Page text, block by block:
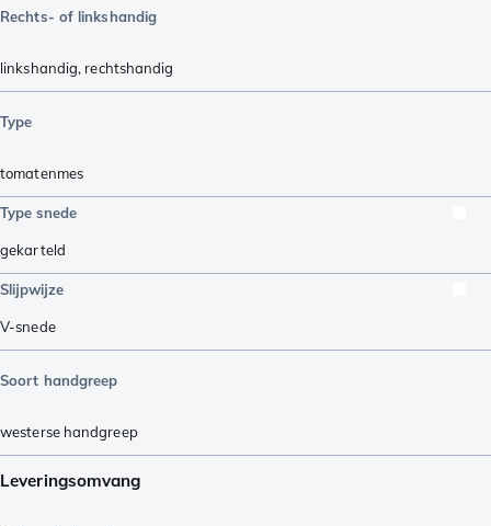
Rechts- of linkshandig
linkshandig, rechtshandig
Type
tomatenmes
Type snede
gekarteld
Slijpwijze
V-snede
Soort handgreep
westerse handgreep
Leveringsomvang